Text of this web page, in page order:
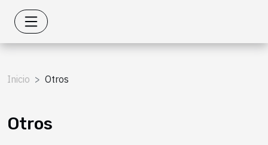
Inicio Otros
Otros